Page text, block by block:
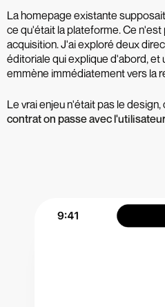
La homepage existante
ce qu'était la plateforme. Ce n'est
acquisition. J'ai exploré deux
éditoriale qui explique d'abord, et
emmène immédiatement vers la
Le vrai enjeu n'était pas le
contrat on passe avec